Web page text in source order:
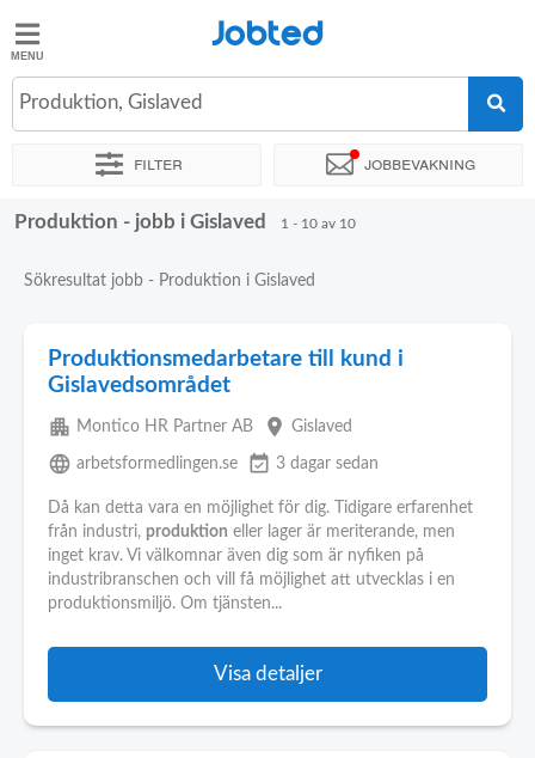
Jobted
Jobb
Jobted
Produktion, Gislaved
Filter Jobbevakning
Sortera efter Exakt plats Företag
Produktion - jobb i Gislaved 1 - 10 av 10
Sökresultat jobb - Produktion i Gislaved
Produktionsmedarbetare till kund i
Gislavedsområdet
apartment Montico HR Partner AB place Gislaved
language arbetsformedlingen.se event_available 3 dagar sedan
Då kan detta vara en möjlighet för dig. Tidigare erfarenhet
från industri, produktion eller lager är meriterande, men
inget krav. Vi välkomnar även dig som är nyfiken på
industribranschen och vill få möjlighet att utvecklas i en
produktionsmiljö. Om tjänsten...
Visa detaljer